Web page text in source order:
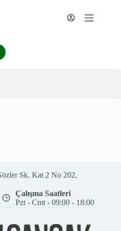
Sk. Kat 2 No 202,
Çalışma Saatleri
Pzt - Cmt - 09:00 - 18:00